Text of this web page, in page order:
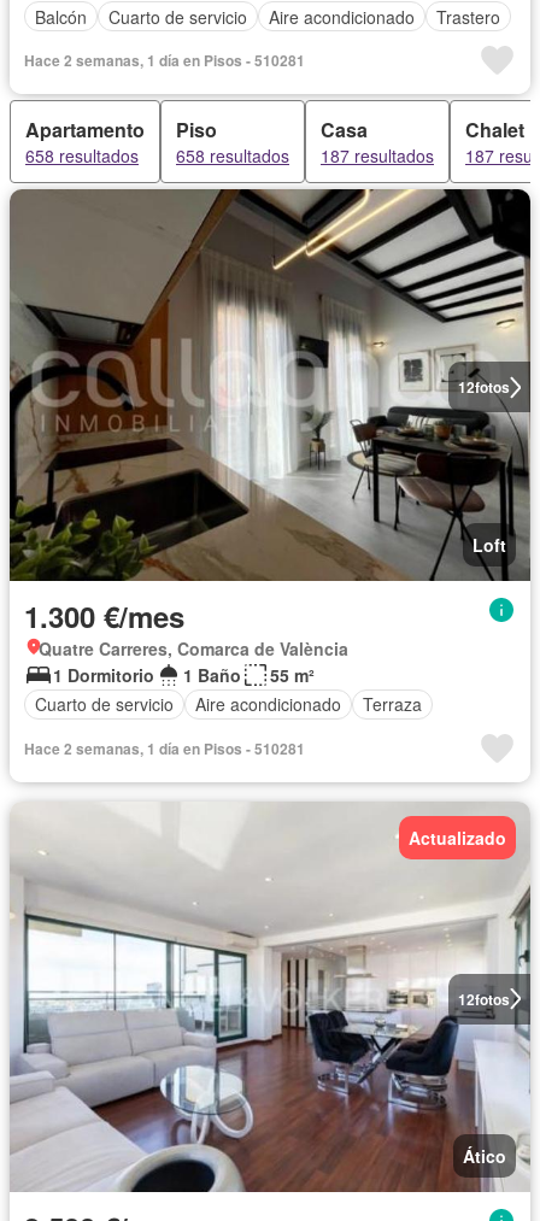
Balcón
Cuarto de servicio Aire acondicionado Trastero
Hace 2 semanas, 1 día en Pisos - 510281
Apartamento
658 resultados
Piso
658 resultados
Casa
187 resultados
Chalet
187
12fotos
Loft
1.300 €/mes
Quatre Carreres, Comarca de València
1 Dormitorio
1 Baño
55 m²
Cuarto de servicio
Aire acondicionado Terraza
Hace 2 semanas, 1 día en Pisos - 510281
12fotos
Actualizado
Ático